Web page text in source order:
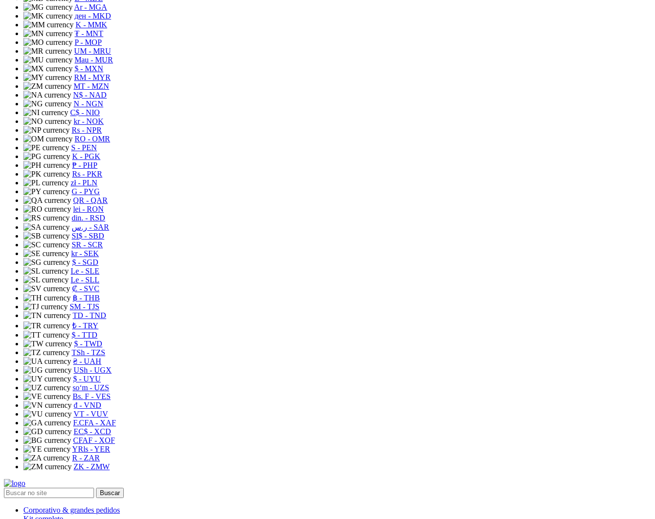
Ar- MGA
ден - MKD
K - MMK
₮ - MNT
P- MOP
UM - MRU
Mau - MUR
$ - MXN
RM - MYR
MT - MZN
N$ - NAD
N - NGN
C$ - NIO
kr- NOK
Rs - NPR
RO - OMR
S - PEN
K - PGK
₱ - PHP
Rs - PKR
zł- PLN
G - PYG
QR - QAR
lei - RON
din. - RSD
ر.س - SAR
SI$ - SBD
SR - SCR
kr- SEK
$ - SGD
Le - SLE
Le - SLL
₡ - SVC
฿ - THB
ЅМ - TJS
TD - TND
₺ - TRY
$ - TTD
$ - TWD
TSh - TZS
₴ - UAH
USh - UGX
$ - UYU
soʻm - UZS
Bs. F - VES
₫ - VND
VT - VUV
F.CFA - XAF
EC$ - XCD
CFAF - XOF
YRls - YER
R - ZAR
ZK - ZMW
Buscar
Corporativo & grandes pedidos